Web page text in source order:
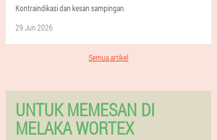
Kontraindikasi dan kesan sampingan.
29 Jun 2026
Semua artikel
UNTUK MEMESAN DI
MELAKA WORTEX